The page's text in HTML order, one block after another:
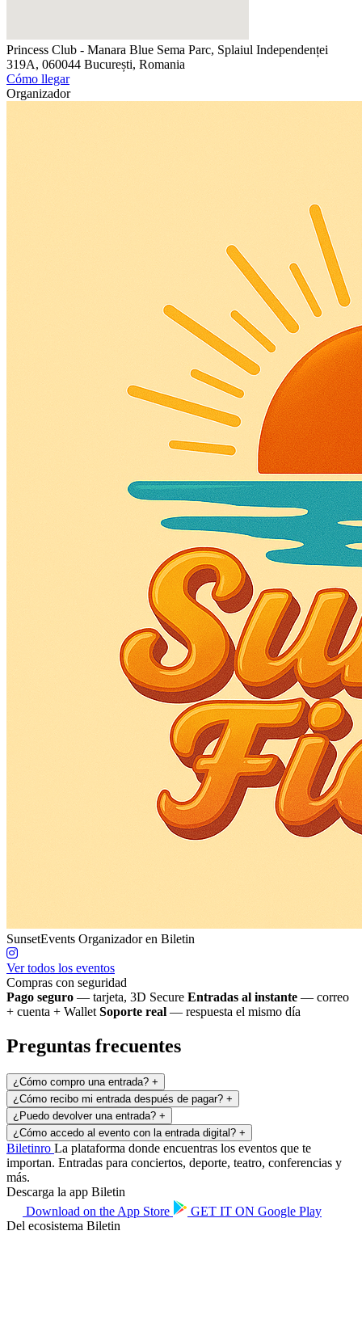
Princess Club - Manara Blue Sema Parc, Splaiul Independenței
319A, 060044 București, Romania
Cómo llegar
Organizador
SunsetEvents Organizador en Biletin
Ver todos los eventos
Compras con seguridad
Pago seguro — tarjeta, 3D Secure Entradas al instante — correo
+ cuenta + Wallet Soporte real — respuesta el mismo día
Preguntas frecuentes
¿Cómo compro una entrada? +
¿Cómo recibo mi entrada después de pagar? +
¿Puedo devolver una entrada? +
¿Cómo accedo al evento con la entrada digital? +
Biletinro La plataforma donde encuentras los eventos que te
importan. Entradas para conciertos, deporte, teatro, conferencias y
más.
Descarga la app Biletin
Download on the App Store GET IT ON Google Play
Del ecosistema Biletin